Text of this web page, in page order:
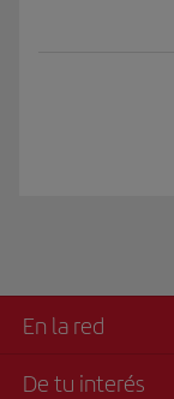
En la red
De tu interés